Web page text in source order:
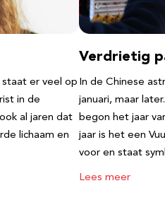
er veel op
in de
al jaren dat
lichaam en
Verdrietig
In de Chinese
januari, maar
begon het jaar
jaar is het een
voor en staat
Lees meer